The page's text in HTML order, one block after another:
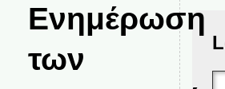
Ενημέρωση
των